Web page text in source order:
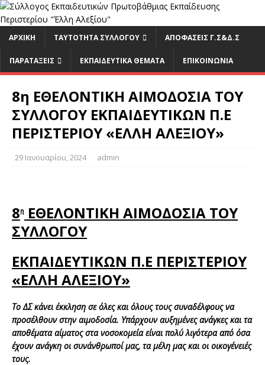
ΑΡΧΙΚΉ ΤΑΥΤΟΤΗΤΑ ΣΥΛΛΟΓΟΥ ΑΠΟΦΑΣΕΙΣ Γ.Σ&Δ.Σ
ΠΑΡΑΤΑΞΕΙΣ ΕΚΠΑΙΔΕΥΤΙΚΆ ΘΈΜΑΤΑ ΕΠΙΚΟΙΝΩΝΊΑ
8η ΕΘΕΛΟΝΤΙΚΗ ΑΙΜΟΔΟΣΙΑ ΤΟΥ
ΣΥΛΛΟΓΟΥ ΕΚΠΑΙΔΕΥΤΙΚΩΝ Π.Ε
ΠΕΡΙΣΤΕΡΙΟΥ «ΕΛΛΗ ΑΛΕΞΙΟΥ»
29 Ιανουαρίου, 2024 admin
8η
ΕΘΕΛΟΝΤΙΚΗ ΑΙΜΟΔΟΣΙΑ ΤΟΥ
ΣΥΛΛΟΓΟΥ
ΕΚΠΑΙΔΕΥΤΙΚΩΝ Π.Ε ΠΕΡΙΣΤΕΡΙΟΥ
«ΕΛΛΗ ΑΛΕΞΙΟΥ»
Το ΔΣ κάνει έκκληση σε όλες και όλους τους συναδέλφους να
προσέλθουν στην αιμοδοσία. Υπάρχουν αυξημένες ανάγκες και τα
αποθέματα αίματος στα νοσοκομεία είναι πολύ λιγότερα από όσα
έχουν ανάγκη οι συνάνθρωποί μας, τα μέλη μας και οι οικογένειές
τους.